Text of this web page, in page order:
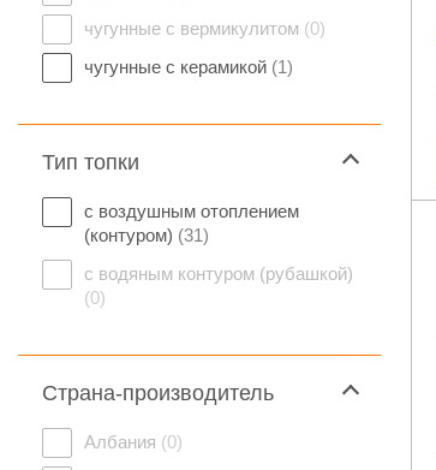
чугунные с вермикулитом (0)
чугунные с керамикой (1)
Тип топки
с воздушным отоплением
(контуром) (31)
с водяным контуром (рубашкой)
(0)
Страна-производитель
Албания (0)